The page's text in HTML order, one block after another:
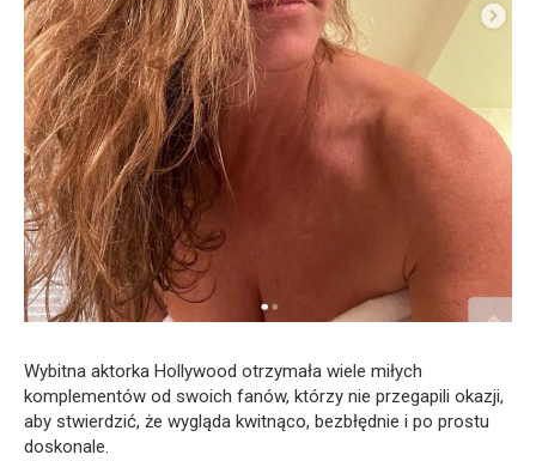
Wybitna aktorka Hollywood otrzymała wiele miłych
komplementów od swoich fanów, którzy nie przegapili okazji,
aby stwierdzić, że wygląda kwitnąco, bezbłędnie i po prostu
doskonale.